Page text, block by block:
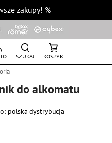
zakupy! %
SZUKAJ KOSZYK
do alkomatu
polska dystrybucja